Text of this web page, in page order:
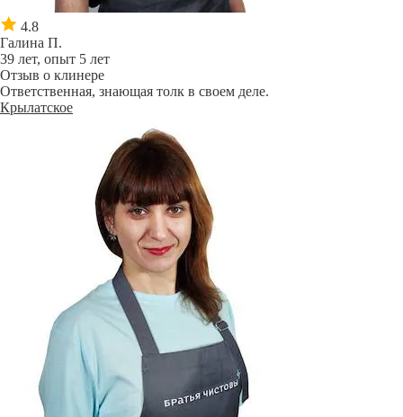
4.8
Галина П.
39 лет, опыт 5 лет
Отзыв о клинере
Ответственная, знающая толк в своем деле.
Крылатское